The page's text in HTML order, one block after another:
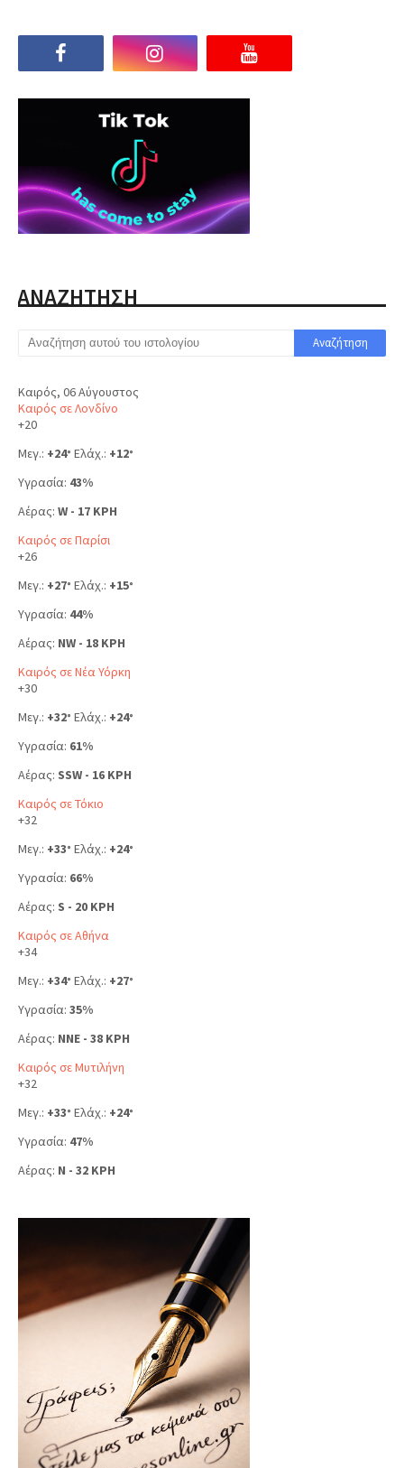
ΑΝΑΖΗΤΗΣΗ
Καιρός, 06 Αύγουστος
Καιρός σε Λονδίνο
+20
Μεγ.: +24° Ελάχ.: +12°
Υγρασία: 43%
Αέρας: W - 17 KPH
Καιρός σε Παρίσι
+26
Μεγ.: +27° Ελάχ.: +15°
Υγρασία: 44%
Αέρας: NW - 18 KPH
Καιρός σε Νέα Υόρκη
+30
Μεγ.: +32° Ελάχ.: +24°
Υγρασία: 61%
Αέρας: SSW - 16 KPH
Καιρός σε Τόκιο
+32
Μεγ.: +33° Ελάχ.: +24°
Υγρασία: 66%
Αέρας: S - 20 KPH
Καιρός σε Αθήνα
+34
Μεγ.: +34° Ελάχ.: +27°
Υγρασία: 35%
Αέρας: NNE - 38 KPH
Καιρός σε Μυτιλήνη
+32
Μεγ.: +33° Ελάχ.: +24°
Υγρασία: 47%
Αέρας: N - 32 KPH